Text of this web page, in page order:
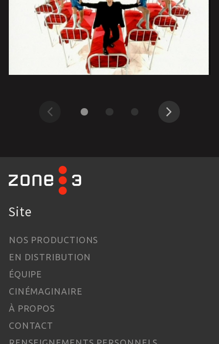
Précédent Suivant
Site
NOS PRODUCTIONS
EN DISTRIBUTION
ÉQUIPE
CINÉMAGINAIRE
À PROPOS
CONTACT